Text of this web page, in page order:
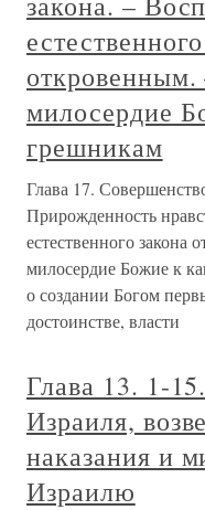
откровенным.
милосердие
грешникам
Глава 17.
Прирожденность
естественного закона
милосердие Божие к
о создании Богом
достоинстве, власти
Глава 13. 1-
Израиля,
наказания и
Израилю